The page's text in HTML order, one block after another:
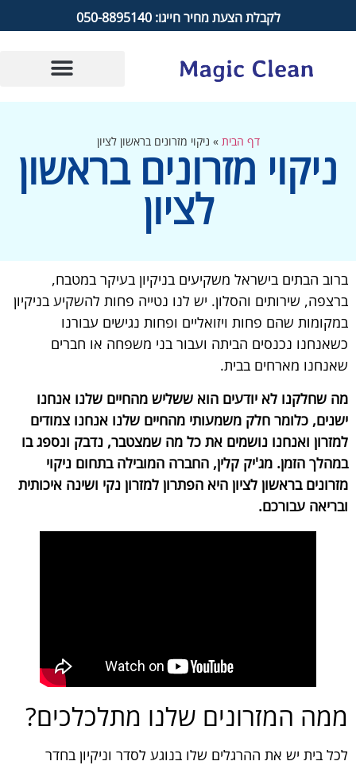
לקבלת הצעת מחיר חייגו: 050-8895140
דף הבית»ניקוי מזרונים בראשון לציון
ניקוי מזרונים בראשון
לציון
ברוב הבתים בישראל משקיעים בניקיון בעיקר במטבח,
ברצפה, שירותים והסלון. יש לנו נטייה פחות להשקיע בניקיון
במקומות שהם פחות ויזואליים ופחות נגישים עבורנו
כשאנחנו נכנסים הביתה ועבור בני משפחה או חברים
שאנחנו מארחים בבית.
מה שחלקנו לא יודעים הוא ששליש מהחיים שלנו אנחנו
ישנים, כלומר חלק משמעותי מהחיים שלנו אנחנו צמודים
למזרון ואנחנו נושמים את כל מה שמצטבר, נדבק ונספג בו
במהלך הזמן. מג'יק קלין, החברה המובילה בתחום ניקוי
מזרונים בראשון לציון היא הפתרון למזרון נקי ושינה איכותית
ובריאה עבורכם.
ממה המזרונים שלנו מתלכלכים?
לכל בית יש את ההרגלים שלו בנוגע לסדר וניקיון בחדר